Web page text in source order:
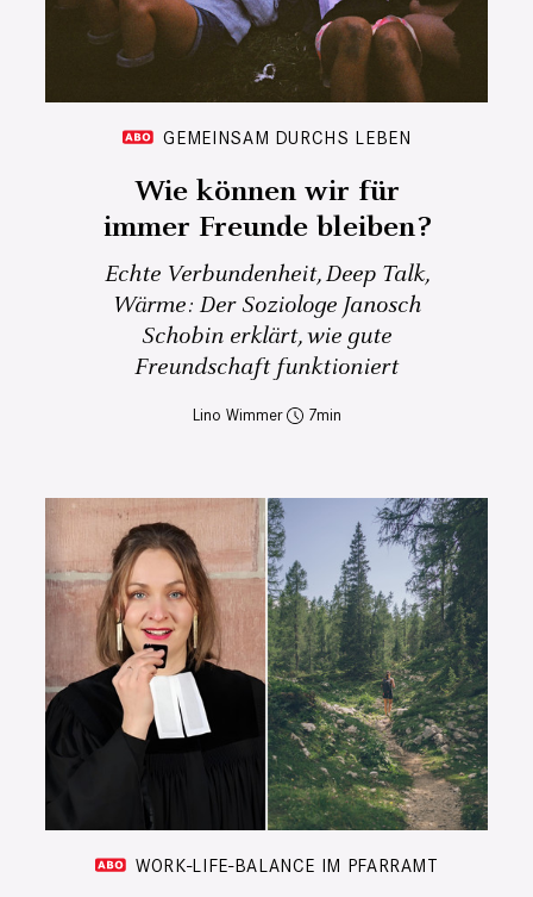
GEMEINSAM DURCHS LEBEN
Wie können wir für
immer Freunde bleiben?
Echte Verbundenheit, Deep Talk,
Wärme: Der Soziologe Janosch
Schobin erklärt, wie gute
Freundschaft funktioniert
Lino Wimmer 7
WORK-LIFE-BALANCE IM PFARRAMT